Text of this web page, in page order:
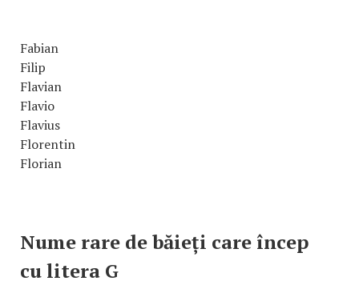
Fabian
Filip
Flavian
Flavio
Flavius
Florentin
Florian
Nume rare de băieți care încep
cu litera G